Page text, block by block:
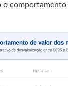
o comportamento